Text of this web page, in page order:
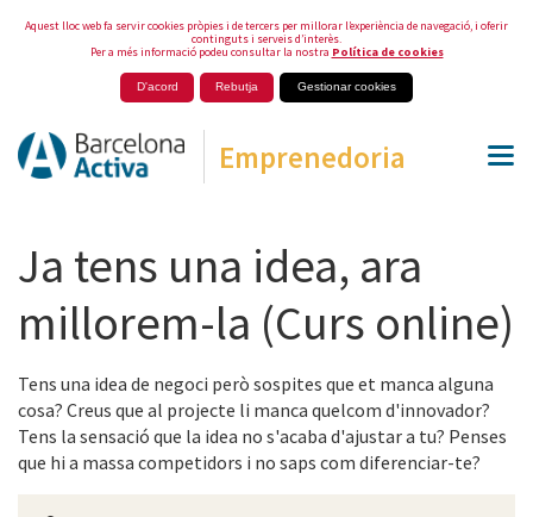
Aquest lloc web fa servir cookies pròpies i de tercers per millorar l’experiència de navegació, i oferir
continguts i serveis d’interès.
Per a més informació podeu consultar la nostra Política de cookies
D'acord Rebutja Gestionar cookies
Emprenedoria
Ja tens una idea, ara
millorem-la (Curs online)
Tens una idea de negoci però sospites que et manca alguna
cosa? Creus que al projecte li manca quelcom d'innovador?
Tens la sensació que la idea no s'acaba d'ajustar a tu? Penses
que hi a massa competidors i no saps com diferenciar-te?